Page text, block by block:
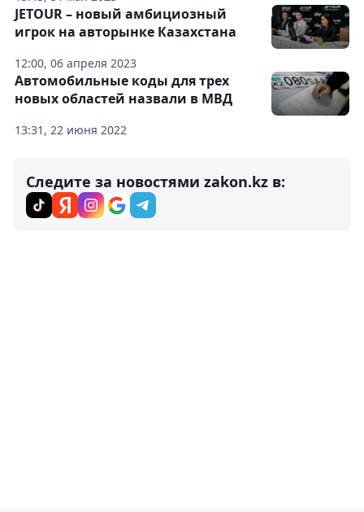
12:00, 06 апреля 2023
JETOUR – новый амбициозный
игрок на авторынке Казахстана
13:31, 22 июня 2022
Автомобильные коды для трех
новых областей назвали в МВД
Следите за новостями zakon.kz в: